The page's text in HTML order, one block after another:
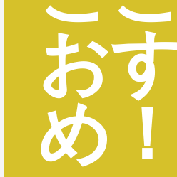
お
め！